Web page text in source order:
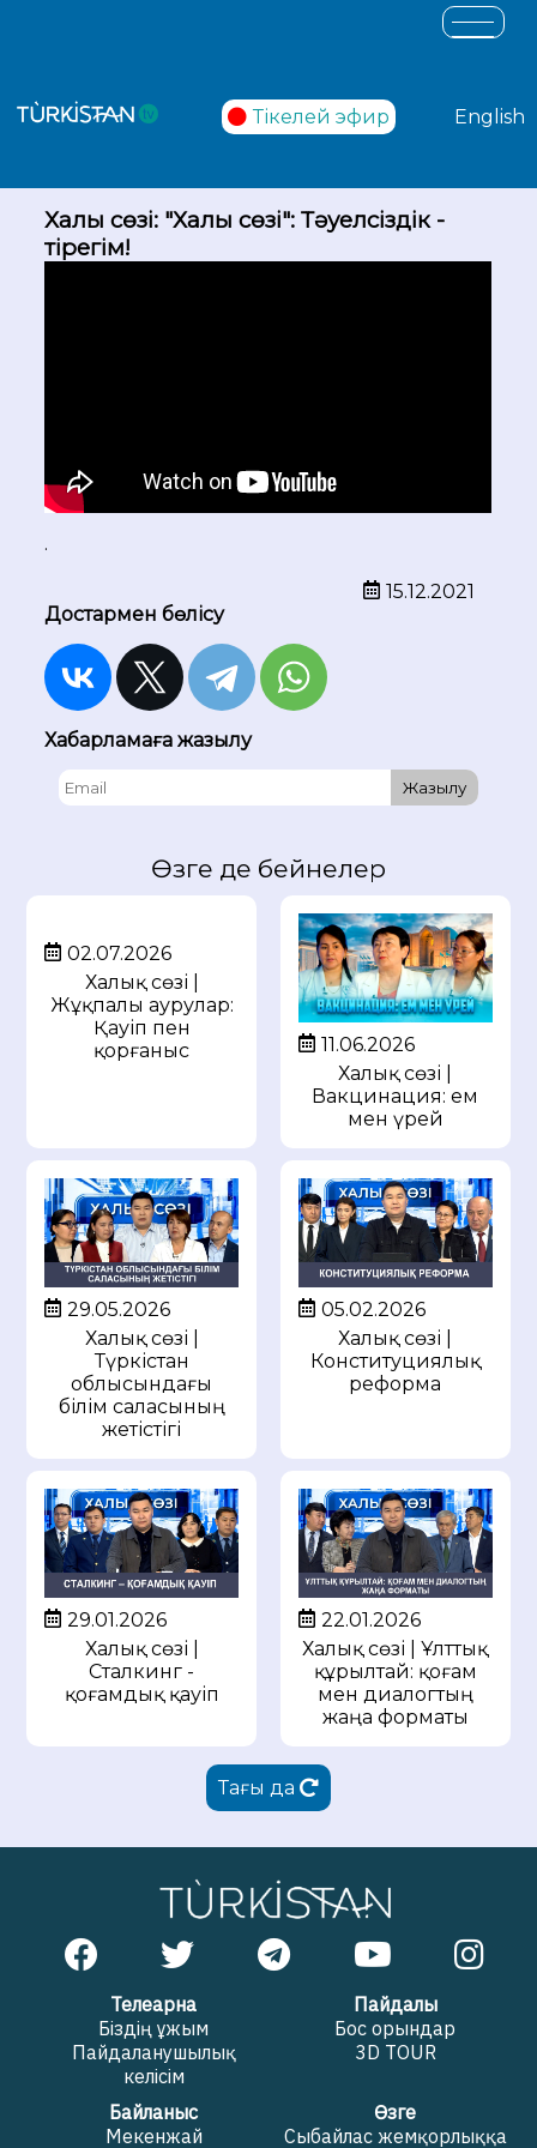
Тікелей эфир English
Халық сөзі: "Халық сөзі": Тәуелсіздік -
тірегім!
.
15.12.2021
Достармен бөлісу
Хабарламаға жазылу
Жазылу
Өзге де бейнелер
02.07.2026
Халық сөзі |
Жұқпалы аурулар:
Қауіп пен
қорғаныс
11.06.2026
Халық сөзі |
Вакцинация: ем
мен үрей
29.05.2026
Халық сөзі |
Түркістан
облысындағы
білім саласының
жетістігі
05.02.2026
Халық сөзі |
Конституциялық
реформа
29.01.2026
Халық сөзі |
Сталкинг -
қоғамдық қауіп
22.01.2026
Халық сөзі | Ұлттық
құрылтай: қоғам
мен диалогтың
жаңа форматы
Тағы да
Телеарна
Біздің ұжым
Пайдаланушылық
келісім
Пайдалы
Бос орындар
3D TOUR
Байланыс
Мекенжай
Өзге
Сыбайлас жемқорлыққа